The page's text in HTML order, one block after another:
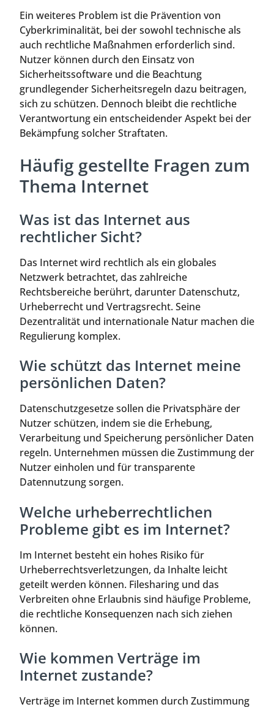
Ein weiteres Problem ist die Prävention von
Cyberkriminalität, bei der sowohl technische als
auch rechtliche Maßnahmen erforderlich sind.
Nutzer können durch den Einsatz von
Sicherheitssoftware und die Beachtung
grundlegender Sicherheitsregeln dazu beitragen,
sich zu schützen. Dennoch bleibt die rechtliche
Verantwortung ein entscheidender Aspekt bei der
Bekämpfung solcher Straftaten.
Häufig gestellte Fragen zum
Thema Internet
Was ist das Internet aus
rechtlicher Sicht?
Das Internet wird rechtlich als ein globales
Netzwerk betrachtet, das zahlreiche
Rechtsbereiche berührt, darunter Datenschutz,
Urheberrecht und Vertragsrecht. Seine
Dezentralität und internationale Natur machen die
Regulierung komplex.
Wie schützt das Internet meine
persönlichen Daten?
Datenschutzgesetze sollen die Privatsphäre der
Nutzer schützen, indem sie die Erhebung,
Verarbeitung und Speicherung persönlicher Daten
regeln. Unternehmen müssen die Zustimmung der
Nutzer einholen und für transparente
Datennutzung sorgen.
Welche urheberrechtlichen
Probleme gibt es im Internet?
Im Internet besteht ein hohes Risiko für
Urheberrechtsverletzungen, da Inhalte leicht
geteilt werden können. Filesharing und das
Verbreiten ohne Erlaubnis sind häufige Probleme,
die rechtliche Konsequenzen nach sich ziehen
können.
Wie kommen Verträge im
Internet zustande?
Verträge im Internet kommen durch Zustimmung